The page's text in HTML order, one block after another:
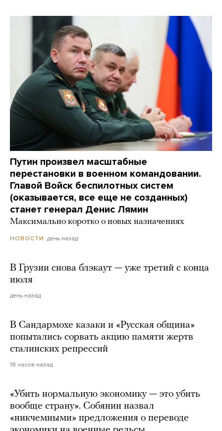
Путин произвел масштабные
перестановки в военном командовании.
Главой Войск беспилотных систем
(оказывается, все еще не созданных)
станет генерал Денис Лямин
Максимально коротко о новых назначениях
НОВОСТИ день назад
В Грузии снова блэкаут — уже третий с конца
июля
день назад
В Сандармохе казаки и «Русская община»
попытались сорвать акцию памяти жертв
сталинских репрессий
18 часов назад
«Убить нормальную экономику — это убить
вообще страну». Собянин назвал
«никчемными» предложения о переводе